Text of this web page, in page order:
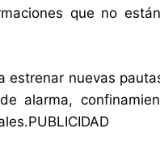
que no
nuevas
alarma,